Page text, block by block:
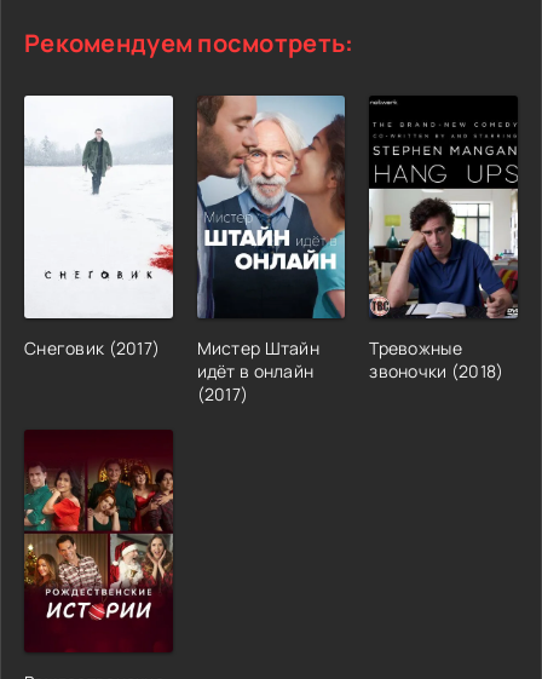
Рекомендуем посмотреть:
Снеговик (2017)
Мистер Штайн
идёт в онлайн
(2017)
Тревожные
звоночки (2018)